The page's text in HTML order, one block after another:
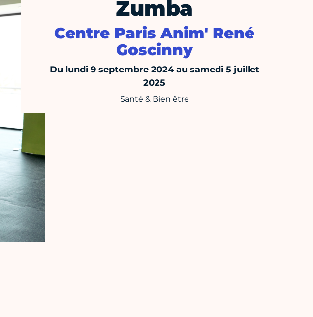
Zumba
Centre Paris Anim' René
Goscinny
Du lundi 9 septembre 2024 au samedi 5 juillet
2025
Santé & Bien être